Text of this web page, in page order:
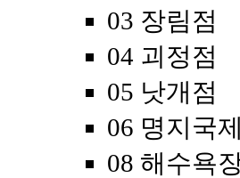
03 장림점
04 괴정점
05 낫개점
06 명지국
08 해수욕